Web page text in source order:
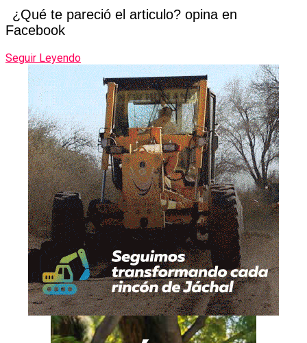
¿Qué te pareció el articulo? opina en
Facebook
Seguir Leyendo